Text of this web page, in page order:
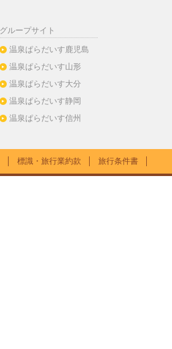
グループサイト
温泉ぱらだいす鹿児島
温泉ぱらだいす山形
温泉ぱらだいす大分
温泉ぱらだいす静岡
温泉ぱらだいす信州
標識・旅行業約款 旅行条件書